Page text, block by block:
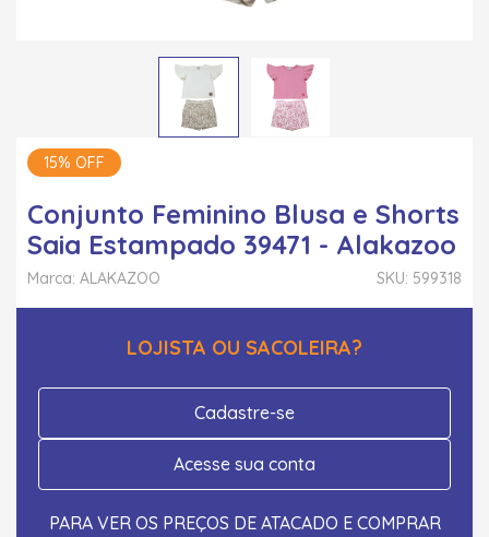
15% OFF
Conjunto Feminino Blusa e Shorts
Saia Estampado 39471 - Alakazoo
SKU: 599318
Marca: ALAKAZOO
LOJISTA OU SACOLEIRA?
Cadastre-se
Acesse sua conta
PARA VER OS PREÇOS DE ATACADO E COMPRAR